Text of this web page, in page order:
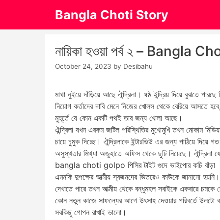
content
Bangla Choti Story
নায়িকা হওয়া পর্ব ২ – Bangla
October 24, 2023 by Desibahu
মাথা নুইয়ে দাঁড়িয়ে আছে ঐন্দ্রিলা। ষষ্ঠ ইন্দ্রিয় দিয়ে বুঝতে
নিয়োগ কর্তাদের দাবি মেনে নিজের খোলস থেকে বেরিয়ে আসতে
মুহূর্তে যে কোন একটি পথই তার জন্য খোলা আছে।
ঐন্দ্রিলা যখন এরকম জটিল পরিস্থিতির মুখোমুখি তখন মোকাম
চায়ে চুমুক দিচ্ছে। ঐন্দ্রিলাকে ইন্টারভিউ এর জন্য পাঠিয়ে
অসুস্থতার মিথ্যা অজুহাতে অফিস থেকে ছুটি নিয়েছে। ঐন্দ্রিলা
bangla choti golpo পিসির টাইট গুদে ভাইপোর কচি বাঁড়া
এমনকি দুপক্ষের আত্মীয় স্বজনদের ভিতরেও কাউকে জানানো
দেখাতে পারে তখন আত্মীয় থেকে বন্ধুমহল সবাইকে একবারে
কোন নতুন কাজে সাফল্যের আগে উৎসাহ দেওয়ার পরিবর্তে উলটো
সবকিছু গোপন রাখাই ভালো।